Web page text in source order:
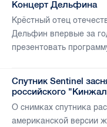
Концерт Дельфина
Крёстный отец
Дельфин впервые за
презентовать
Спутник Sentinel
российского
О снимках спутника
американской версии